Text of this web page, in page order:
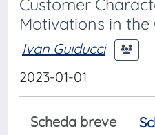
Customer
Motivations in the
Ivan Guiducci
2023-01-01
Scheda breve